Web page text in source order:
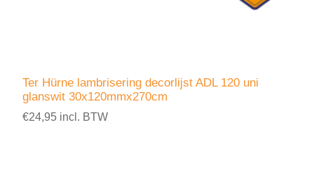
Ter Hürne lambrisering decorlijst ADL 120 uni
glanswit 30x120mmx270cm
€24,95 incl. BTW